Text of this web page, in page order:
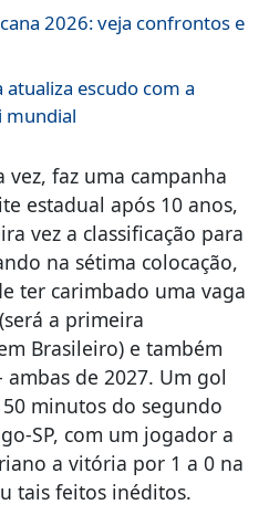
2026: veja confrontos e
escudo com a
mundial
faz uma campanha
estadual após 10 anos,
vez a classificação para
na sétima colocação,
ter carimbado uma vaga
a primeira
Brasileiro) e também
de 2027. Um gol
minutos do segundo
SP, com um jogador a
a vitória por 1 a 0 na
tais feitos inéditos.